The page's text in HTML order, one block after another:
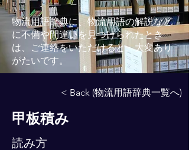
物流用語辞典に、物流用語の解説など
に不備や間違いを見つけられたとき
は、ご連絡をいただけると、大変あり
がたいです。
< Back (物流用語辞典一覧へ)
甲板積み
読み方